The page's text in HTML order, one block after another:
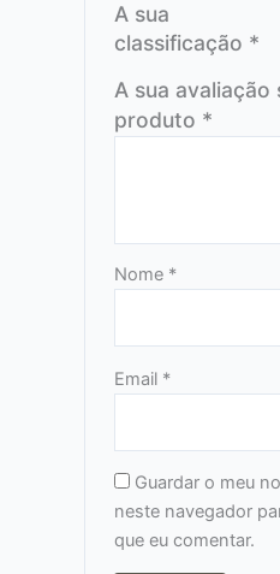
A sua
classificação *
A sua avaliação
produto *
Nome *
Email *
Guardar o meu
neste navegador
que eu comentar.